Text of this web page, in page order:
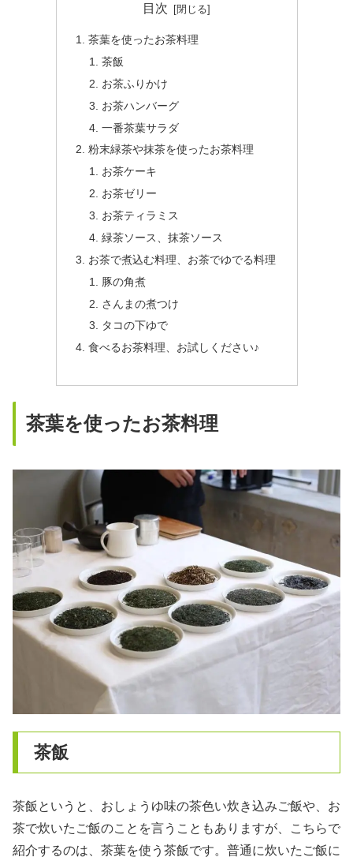
目次
茶葉を使ったお茶料理
茶飯
お茶ふりかけ
お茶ハンバーグ
一番茶葉サラダ
粉末緑茶や抹茶を使ったお茶料理
お茶ケーキ
お茶ゼリー
お茶ティラミス
緑茶ソース、抹茶ソース
お茶で煮込む料理、お茶でゆでる料理
豚の角煮
さんまの煮つけ
タコの下ゆで
食べるお茶料理、お試しください♪
茶葉を使ったお茶料理
茶飯
茶飯というと、おしょうゆ味の茶色い炊き込みご飯や、お
茶で炊いたご飯のことを言うこともありますが、こちらで
紹介するのは、茶葉を使う茶飯です。普通に炊いたご飯に